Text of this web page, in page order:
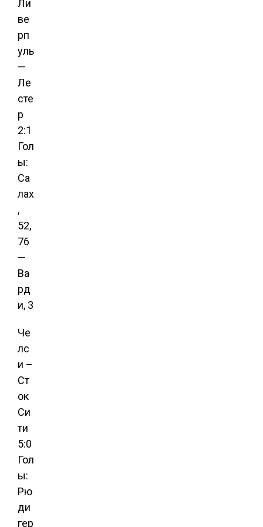
Ли
ве
рп
уль
—
Ле
сте
р
2:1
Гол
ы:
Са
лах
,
52,
76
—
Ва
рд
и, 3
Че
лс
и –
Ст
ок
Си
ти
5:0
Гол
ы:
Рю
ди
гер